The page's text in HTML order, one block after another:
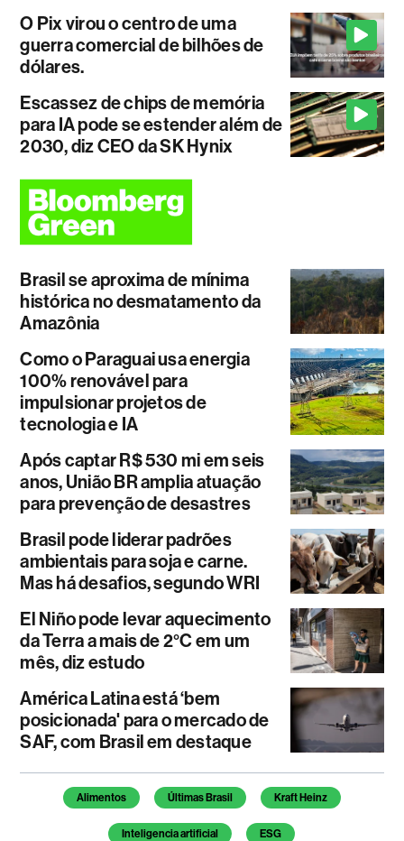
O Pix virou o centro de uma
guerra comercial de bilhões de
dólares.
Escassez de chips de memória
para IA pode se estender além de
2030, diz CEO da SK Hynix
Brasil se aproxima de mínima
histórica no desmatamento da
Amazônia
Como o Paraguai usa energia
100% renovável para
impulsionar projetos de
tecnologia e IA
Após captar R$ 530 mi em seis
anos, União BR amplia atuação
para prevenção de desastres
Brasil pode liderar padrões
ambientais para soja e carne.
Mas há desafios, segundo WRI
El Niño pode levar aquecimento
da Terra a mais de 2°C em um
mês, diz estudo
América Latina está ‘bem
posicionada' para o mercado de
SAF, com Brasil em destaque
Temas deste artigo
Alimentos Últimas Brasil Kraft Heinz
Inteligencia artificial ESG